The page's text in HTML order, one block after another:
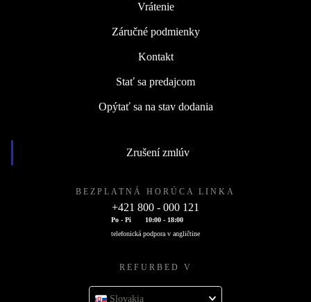
Vrátenie
Záručné podmienky
Kontakt
Stať sa predajcom
Opýtať sa na stav dodania
Zrušení zmlúv
BEZPLATNÁ HORÚCA LINKA
+421 800 - 000 121
Po - Pi
10:00 - 18:00
telefonická podpora v angličtine
REFURBED V
Slovakia